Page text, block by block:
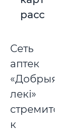
рассрочки.
Сеть
аптек
«Добрыя
лекi»
стремится
к